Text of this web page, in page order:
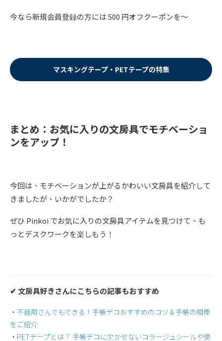
今なら新規会員登録の方には 500 円オフクーポンを〜
マスキングテープ・PETテープの特集
まとめ：お気に入りの文房具でモチベーショ
ンをアップ！
今回は、モチベーションが上がるかわいい文房具を紹介して
きましたが、いかがでしたか？
ぜひ Pinkoi でお気に入りの文房具アイテムを見つけて、も
っとデスクワークを楽しもう！
✔︎ 文房具好きさんにこちらの記事もおすすめ
・ 不器用さんでもできる！手帳デコおすすめのコツ＆手帳の相棒
をご紹介
・ PETテープとは？ 手帳デコに欠かせないコラージュシールや使